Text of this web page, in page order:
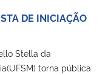
DE INICIAÇÃO
Stella da
torna pública